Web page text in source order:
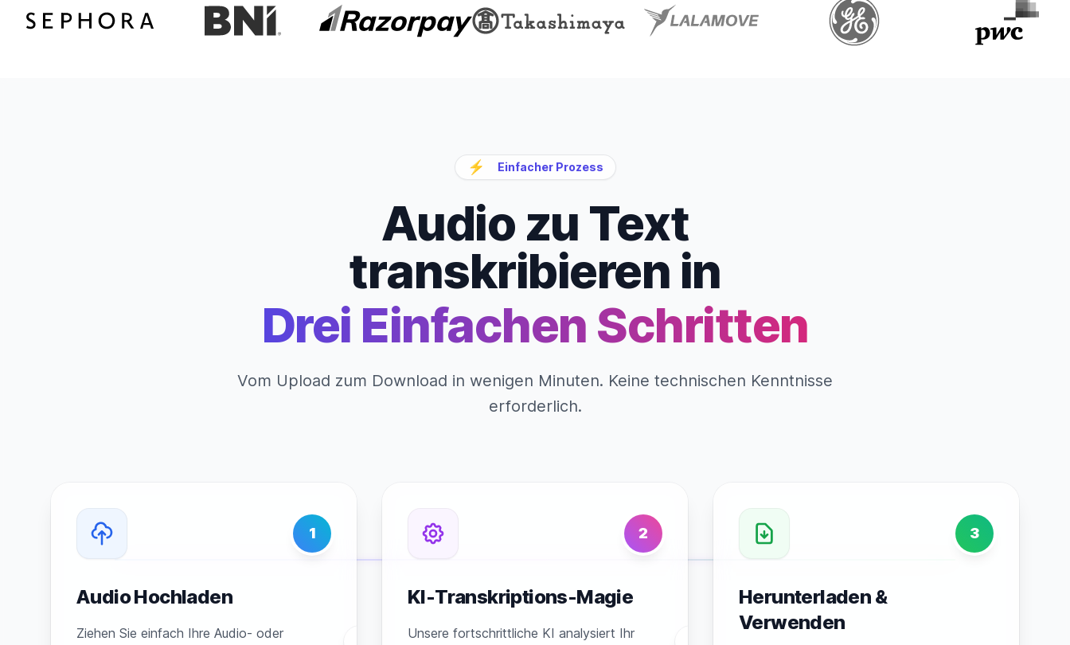
⚡ Einfacher Prozess
Audio zu Text
transkribieren in
Drei Einfachen Schritten
Vom Upload zum Download in wenigen Minuten. Keine technischen Kenntnisse
erforderlich.
1
Audio Hochladen
Ziehen Sie einfach Ihre Audio- oder
2
KI-Transkriptions-Magie
Unsere fortschrittliche KI analysiert Ihr
3
Herunterladen &
Verwenden